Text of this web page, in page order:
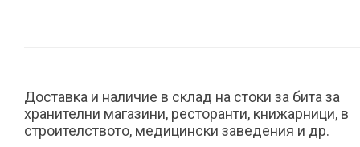
Доставка и наличие в склад на стоки за бита за
хранителни магазини, ресторанти, книжарници, в
строителството, медицински заведения и др.